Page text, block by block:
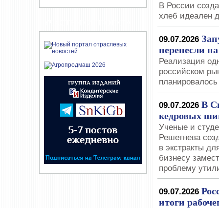
В России
хлеб идеален
09.07.2026
перенесли
Реализация
российском
планировалось
09.07.2026 В
кедровых
Ученые и
Решетнева
в экстракты
бизнесу
проблему
09.07.2026
итоги